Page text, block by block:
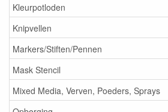
Kleurpotloden
Knipvellen
Markers/Stiften/Pennen
Mask Stencil
Mixed Media, Verven, Poeders, Sprays